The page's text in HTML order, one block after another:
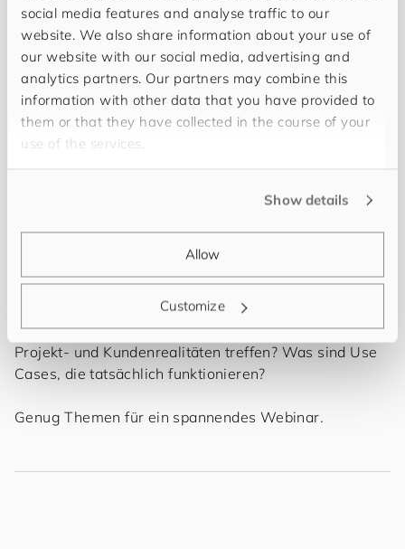
social media features and analyse traffic to our
website. We also share information about your use of
our website with our social media, advertising and
analytics partners. Our partners may combine this
information with other data that you have provided to
them or that they have collected in the course of your
use of the services.
Show details
Allow
Customize
Modelle können besser kalibrieren und validieren.
Dies führt zu präziseren und zuverlässigeren
Auskünften (e.g. für Chatbots) und
Entscheidungsvorlagen.
Muster und Zusammenhänge werden sichtbar, die
innerhalb einer einzelnen Domäne nicht
offensichtlich sind.
unter unterschiedlichen Bedingungen besser.
rund um Nachhaltigkeit ein.
...
Was passiert, wenn diese Möglichkeiten auf die
Projekt- und Kundenrealitäten treffen? Was sind Use
Cases, die tatsächlich funktionieren?
Genug Themen für ein spannendes Webinar.